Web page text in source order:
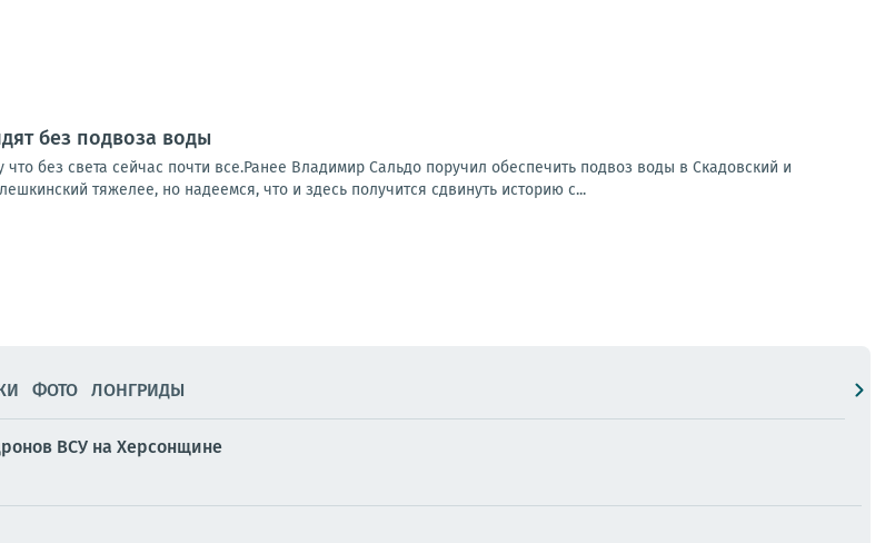
без подвоза воды
без света сейчас почти все.Ранее Владимир Сальдо поручил обеспечить подвоз воды в Скадовский и
тяжелее, но надеемся, что и здесь получится сдвинуть историю с...
ФОТО ЛОНГРИДЫ
ВСУ на Херсонщине